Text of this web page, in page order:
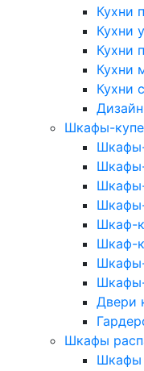
Кухни
Кухни
Кухни
Кухни
Кухни
Шкафы-купе
Шкаф-
Шкаф-
Двери
Шкафы
Шкафы